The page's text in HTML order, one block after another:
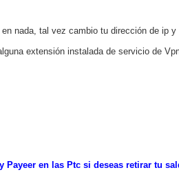
nada, tal vez cambio tu dirección de ip
extensión instalada de servicio de
en las Ptc si deseas retirar tu